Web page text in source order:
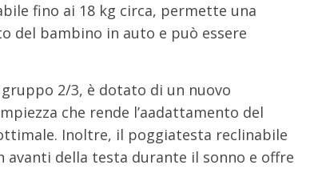
fino ai 18 kg circa, permette una
del bambino in auto e può essere
2/3, è dotato di un nuovo
che rende l’aadattamento del
Inoltre, il poggiatesta reclinabile
della testa durante il sonno e offre